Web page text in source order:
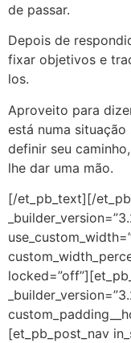
de passar.
Depois de
fixar objetivos e
los.
Aproveito para
está numa
definir seu
lhe dar uma mão.
[/et_pb_text][/
[et_pb_post_nav